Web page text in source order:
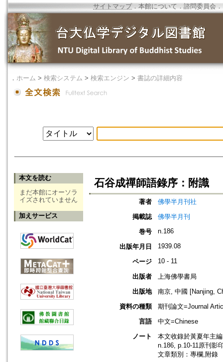
サイトマップ．本館について ． 諮問委員会 ．
． ホーム > 検索システム > 検索エンジン > 書誌の詳細内容
本文を読む
まだ本館にオーソラ
イズされていません
加えサービス
石谷成禪師語錄序：附識
著者
佛學半月刊社
掲載誌
佛學半月刊
巻号
n.186
出版年月日 1939.08
ページ 10 - 11
出版者
上海佛學書局
出版地
南京, 中國 [Nanjing,
資料の種類
期刊論文=Journal
言語
中文=Chinese
ノート
本文收錄於黃夏年主
n.186, p.10-11原刊影
文章類別：專欄,附錄